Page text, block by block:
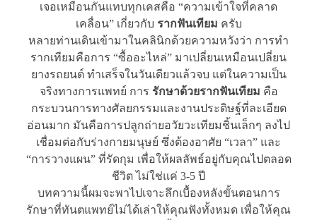
เจอเหมือนกันแทบทุกเคสคือ “ความเข้าใจที่คลาด
เคลื่อน” เกี่ยวกับ รากฟันเทียม ครับ
หลายท่านเดินเข้ามาในคลินิกด้วยความหวังว่า การทำ
รากเทียมคือการ “ซื้ออะไหล่” มาเปลี่ยนเหมือนเปลี่ยน
ยางรถยนต์ ทำเสร็จในวันเดียวแล้วจบ แต่ในความเป็น
จริงทางการแพทย์ การ รักษาด้วยรากฟันเทียม คือ
กระบวนการทางศัลยกรรมและงานประดิษฐ์ที่ละเอียด
อ่อนมาก มันคือการปลูกถ่ายอวัยวะเทียมชิ้นเล็กๆ ลงไป
เชื่อมต่อกับร่างกายมนุษย์ ซึ่งต้องอาศัย “เวลา” และ
“การวางแผน” ที่รัดกุม เพื่อให้ผลลัพธ์อยู่กับคุณไปตลอด
ชีวิต ไม่ใช่แค่ 3-5 ปี
บทความนี้ผมจะพาไปเจาะลึกเบื้องหลังขั้นตอนการ
รักษาที่ทันตแพทย์ไม่ได้เล่าให้คุณฟังทั้งหมด เพื่อให้คุณ